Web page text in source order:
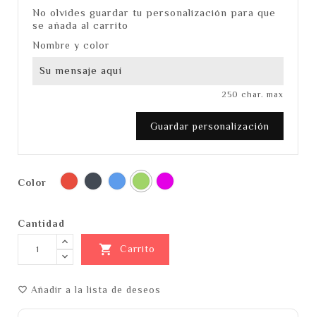
No olvides guardar tu personalización para que
se añada al carrito
Nombre y color
250 char. max
Guardar personalización
Color Rojo NegroAzul VerdeLila
Cantidad
 Carrito
favorite_border Añadir a la lista de deseos